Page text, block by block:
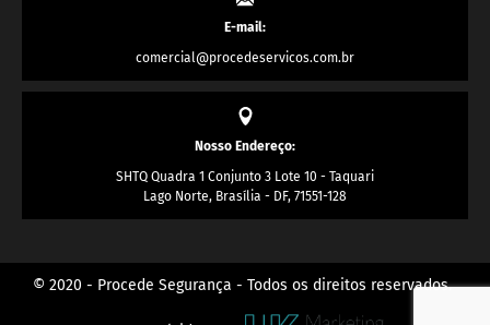
E-mail:
comercial@procedeservicos.com.br
Nosso Endereço:
SHTQ Quadra 1 Conjunto 3 Lote 10 - Taquari
Lago Norte, Brasília - DF, 71551-128
© 2020 - Procede Segurança - Todos os direitos reservados.